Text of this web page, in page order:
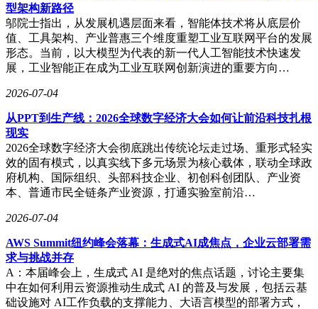
行业观察人士指出，尚界品牌通过差异化产品布局形成独特竞
争力：Z7系列以个性化设计主攻年轻高端市场，H5改款则深
耕家用主流赛道。这种高低搭配的产品矩阵，配合上汽制造底
蕴与华为智能科技的深度融合，正在重塑新能源汽车市场的价
值评判标准。当价格竞争转向设计美学、智能体验、安全品质
的综合比拼，尚界展现出的技术整合能力与市场洞察力，或将
型架构新路径
邬院士指出，从发展机遇层面来看，智能体技术将从底层价
值、工具架构、产业普惠三个维度重塑工业互联网平台的发展
形态。当前，以大模型为代表的新一代人工智能技术快速发
展，工业智能正在成为工业互联网创新演进的重要方向…
2026-07-04
从PPT到生产线：2026全球数字经济大会如何让前沿科技扎根
现实
2026全球数字经济大会彻底跳出传统论坛走过场、重形式轻实
效的固有模式，以真实线下多元场景为核心载体，联动全球政
府机构、国际组织、头部科技企业、初创科创团队、产业资
本、普通市民全链条产业资源，打通实验室前沿…
2026-07-04
AWS Summit纽约峰会落幕：生成式AI成焦点，企业云部署需
求与挑战并存
A：本届峰会上，生成式 AI 是绝对的焦点话题，讨论主要集
中在如何利用云资源推动生成式 AI 的普及与发展，包括云基
础设施对 AI工作负载的支撑能力、大语言模型的部署方式，